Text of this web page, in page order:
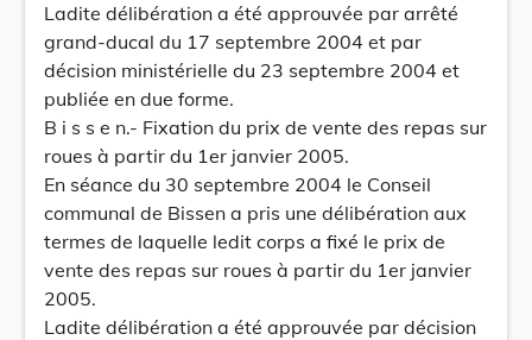
Ladite délibération a été approuvée par arrêté
grand-ducal du 17 septembre 2004 et par
décision ministérielle du 23 septembre 2004 et
publiée en due forme.
B i s s e n.- Fixation du prix de vente des repas sur
roues à partir du 1er janvier 2005.
En séance du 30 septembre 2004 le Conseil
communal de Bissen a pris une délibération aux
termes de laquelle ledit corps a fixé le prix de
vente des repas sur roues à partir du 1er janvier
2005.
Ladite délibération a été approuvée par décision